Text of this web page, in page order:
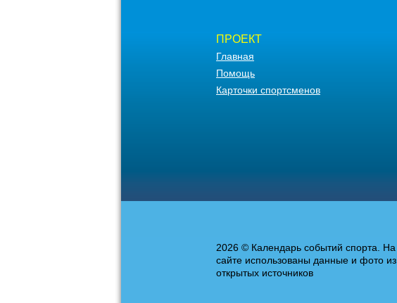
ПРОЕКТ
Главная
Помощь
Карточки спортсменов
2026 © Календарь событий спорта. На
сайте использованы данные и фото из
открытых источников